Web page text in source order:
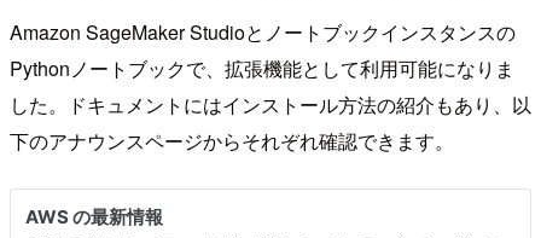
Amazon SageMaker Studioとノートブックインスタンスの
Pythonノートブックで、拡張機能として利用可能になりま
した。ドキュメントにはインストール方法の紹介もあり、以
下のアナウンスページからそれぞれ確認できます。